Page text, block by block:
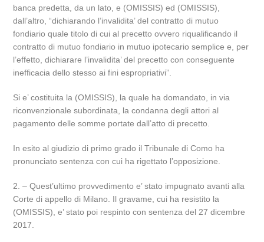
banca predetta, da un lato, e (OMISSIS) ed (OMISSIS),
dall’altro, “dichiarando l’invalidita’ del contratto di mutuo
fondiario quale titolo di cui al precetto ovvero riqualificando il
contratto di mutuo fondiario in mutuo ipotecario semplice e, per
l’effetto, dichiarare l’invalidita’ del precetto con conseguente
inefficacia dello stesso ai fini espropriativi”.
Si e’ costituita la (OMISSIS), la quale ha domandato, in via
riconvenzionale subordinata, la condanna degli attori al
pagamento delle somme portate dall’atto di precetto.
In esito al giudizio di primo grado il Tribunale di Como ha
pronunciato sentenza con cui ha rigettato l’opposizione.
2. – Quest’ultimo provvedimento e’ stato impugnato avanti alla
Corte di appello di Milano. Il gravame, cui ha resistito la
(OMISSIS), e’ stato poi respinto con sentenza del 27 dicembre
2017.